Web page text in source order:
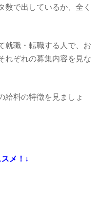
数で出しているか、全く
就職・転職する人で、お
れぞれの募集内容を見な
給料の特徴を見ましょ
メ！↓